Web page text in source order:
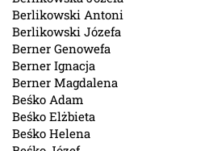
Berlikowski Antoni
Berlikowski Józefa
Berner Genowefa
Berner Ignacja
Berner Magdalena
Beśko Adam
Beśko Elżbieta
Beśko Helena